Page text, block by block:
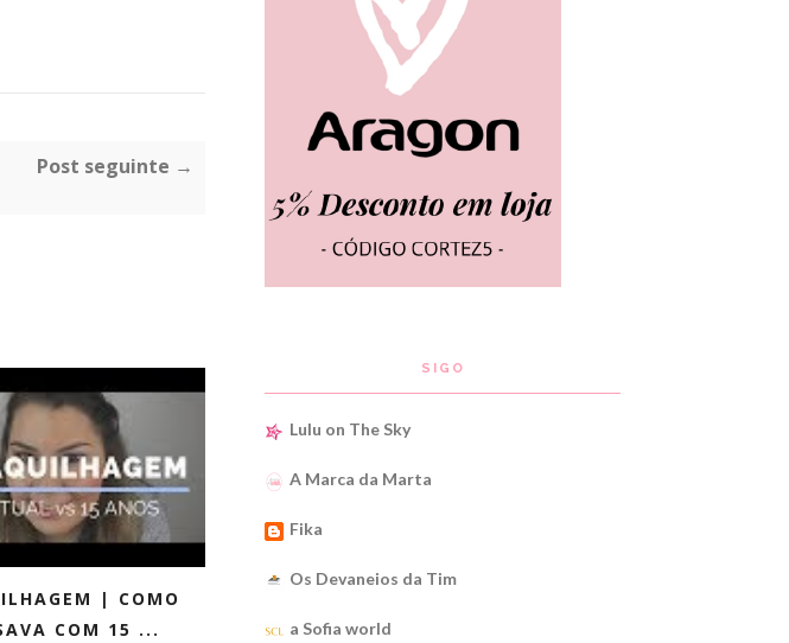
Post seguinte →
| COMO
COM 15 ...
SIGO
Lulu on The Sky
A Marca da Marta
Fika
Os Devaneios da Tim
a Sofia world